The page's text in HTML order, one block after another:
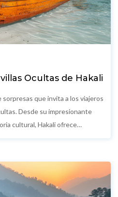
Ocultas de Hakali
que invita a los viajeros
Desde su impresionante
cultural, Hakali ofrece
tu visita a este destino